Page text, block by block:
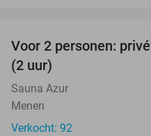
Voor 2 personen:
(2 uur)
Sauna Azur
Menen
Verkocht: 92